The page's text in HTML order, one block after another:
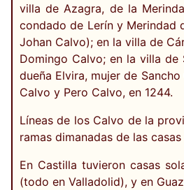
villa de Azagra, de la
condado de Lerín y Merindad
Johan Calvo); en la villa de
Domingo Calvo; en la villa de
dueña Elvira, mujer de
Calvo y Pero Calvo, en 1244.
Líneas de los Calvo de la
ramas dimanadas de las
En Castilla tuvieron casas
(todo en Valladolid), y en